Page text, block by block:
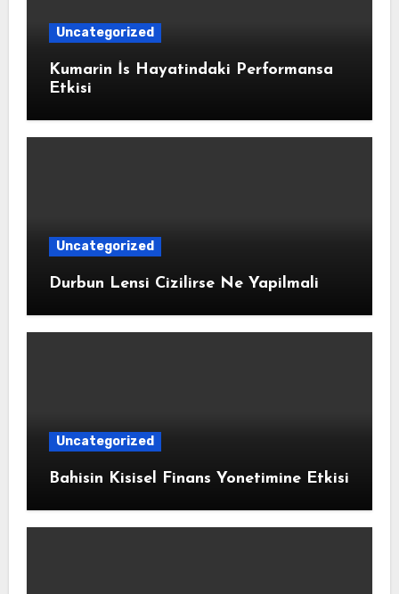
Uncategorized
Kumarin İs Hayatindaki Performansa
Etkisi
Uncategorized
Durbun Lensi Cizilirse Ne Yapilmali
Uncategorized
Bahisin Kisisel Finans Yonetimine Etkisi